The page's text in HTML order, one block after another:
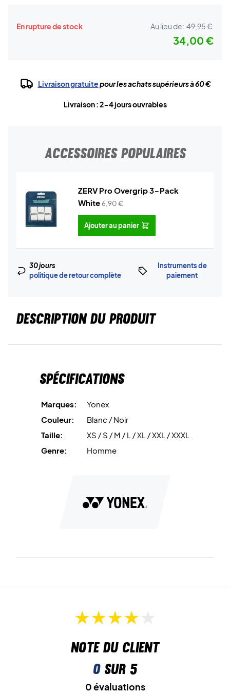
En rupture de stock Au lieu de: 49,95 €
34,00 €
Livraison gratuitepour les achats supérieurs à 60 €
Livraison : 2-4 jours ouvrables
ACCESSOIRES POPULAIRES
ZERV Pro Overgrip 3-Pack
White6,90€
Ajouter au panier
30 jours
politique de retour complète
Instruments de
paiement
DESCRIPTION DU PRODUIT
Spécifications
Marques:
Yonex
Couleur:
Blanc / Noir
Taille:
XS / S / M / L / XL / XXL / XXXL
Genre:
Homme
Note du client
0sur 5
0 évaluations